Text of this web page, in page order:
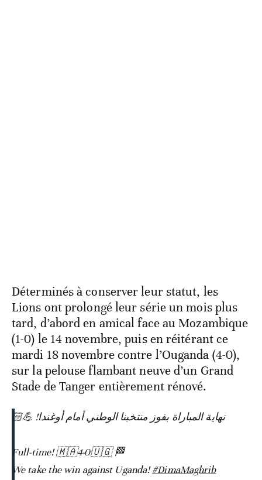
Déterminés à conserver leur statut, les
Lions ont prolongé leur série un mois plus
tard, d’abord en amical face au Mozambique
(1-0) le 14 novembre, puis en réitérant ce
mardi 18 novembre contre l’Ouganda (4-0),
sur la pelouse flambant neuve d’un Grand
Stade de Tanger entièrement rénové.
نهاية المباراة بفوز منتخبنا الوطني أمام أوغندا! 💪🏻
🏁 Full-time! 🇲🇦4-0🇺🇬
We take the win against Uganda!#DimaMaghrib